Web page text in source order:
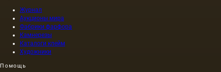
Журнал
Аукционы мира
Фабрики фарфора
Камнерезы
Каталоги клейм
Художники
Помощь